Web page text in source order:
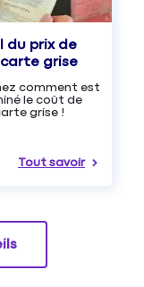
du prix de
grise
comment est
le coût de
grise !
Tout savoir